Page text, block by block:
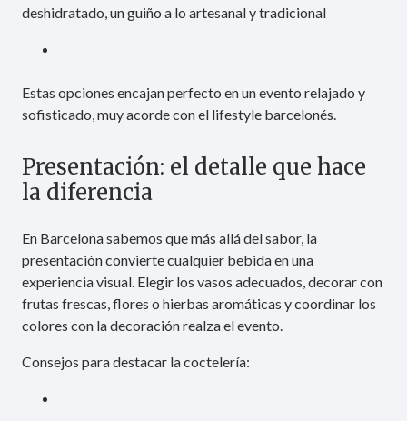
deshidratado, un guiño a lo artesanal y tradicional
Estas opciones encajan perfecto en un evento relajado y
sofisticado, muy acorde con el lifestyle barcelonés.
Presentación: el detalle que hace
la diferencia
En Barcelona sabemos que más allá del sabor, la
presentación convierte cualquier bebida en una
experiencia visual. Elegir los vasos adecuados, decorar con
frutas frescas, flores o hierbas aromáticas y coordinar los
colores con la decoración realza el evento.
Consejos para destacar la coctelería: